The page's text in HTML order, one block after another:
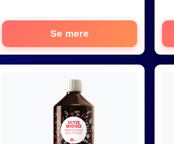
Se mere